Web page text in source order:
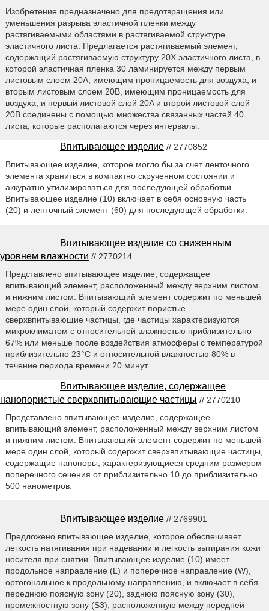
Изобретение предназначено для предотвращения или
уменьшения разрыва эластичной пленки между
растягиваемыми областями в растягиваемой структуре
эластичного листа. Предлагается растягиваемый элемент,
содержащий растягиваемую структуру 20X эластичного листа, в
которой эластичная пленка 30 ламинируется между первым
листовым слоем 20A, имеющим проницаемость для воздуха, и
вторым листовым слоем 20B, имеющим проницаемость для
воздуха, и первый листовой слой 20A и второй листовой слой
20B соединены с помощью множества связанных частей 40
листа, которые располагаются через интервалы.
Впитывающее изделие // 2770852
Впитывающее изделие, которое могло бы за счет ленточного
элемента храниться в компактно скрученном состоянии и
аккуратно утилизироваться для последующей обработки.
Впитывающее изделие (10) включает в себя основную часть
(20) и ленточный элемент (60) для последующей обработки.
Впитывающее изделие со сниженным
уровнем влажности // 2770214
Представлено впитывающее изделие, содержащее
впитывающий элемент, расположенный между верхним листом
и нижним листом. Впитывающий элемент содержит по меньшей
мере один слой, который содержит пористые
сверхвпитывающие частицы, где частицы характеризуются
микроклиматом с относительной влажностью приблизительно
67% или меньше после воздействия атмосферы с температурой
приблизительно 23°C и относительной влажностью 80% в
течение периода времени 20 минут.
Впитывающее изделие, содержащее
нанопористые сверхвпитывающие частицы // 2770210
Представлено впитывающее изделие, содержащее
впитывающий элемент, расположенный между верхним листом
и нижним листом. Впитывающий элемент содержит по меньшей
мере один слой, который содержит сверхвпитывающие частицы,
содержащие нанопоры, характеризующиеся средним размером
поперечного сечения от приблизительно 10 до приблизительно
500 нанометров.
Впитывающее изделие // 2769901
Предложено впитывающее изделие, которое обеспечивает
легкость натягивания при надевании и легкость вытирания кожи
носителя при снятии. Впитывающее изделие (10) имеет
продольное направление (L) и поперечное направление (W),
ортогональное к продольному направлению, и включает в себя
переднюю поясную зону (20), заднюю поясную зону (30),
промежностную зону (S3), расположенную между передней